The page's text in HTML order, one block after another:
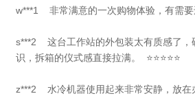
w***1 非常满意的一次购物体验，有需
s***2
这台工作站的外包装太有质感了
识，拆箱的仪式感直接拉满。
⭐⭐⭐⭐⭐
z***2 水冷机器使用起来非常安静，放在